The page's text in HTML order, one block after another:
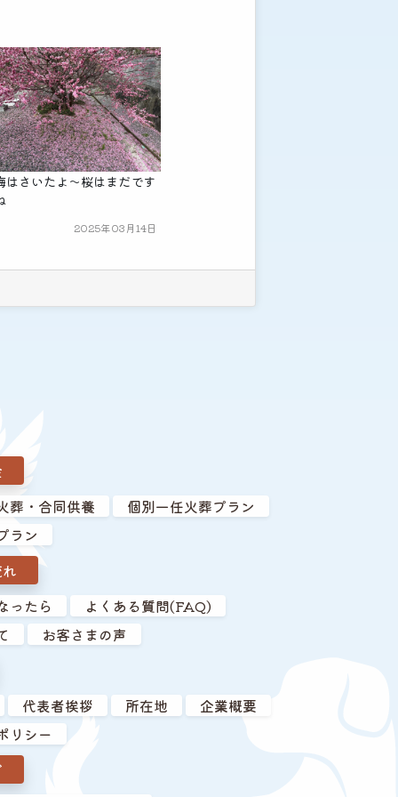
はさいたよ～桜はまだです
2025年03月14日
葬・合同供養
個別一任火葬プラン
ラン
ったら
よくある質問(FAQ)
お客さまの声
代表者挨拶 所在地
企業概要
リシー